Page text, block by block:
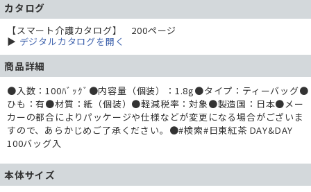
カタログ
【スマート介護カタログ】 200ページ
▶ デジタルカタログを開く
商品詳細
●入数：100ﾊﾞｯｸﾞ●内容量（個装）：1.8g●タイプ：ティーバッグ●
ひも：有●材質：紙（個装）●軽減税率：対象●製造国：日本●メー
カーの都合によりパッケージや仕様などが変更になる場合がございま
すので、あらかじめご了承ください。●#検索#日東紅茶 DAY&DAY
100バッグ入
本体サイズ